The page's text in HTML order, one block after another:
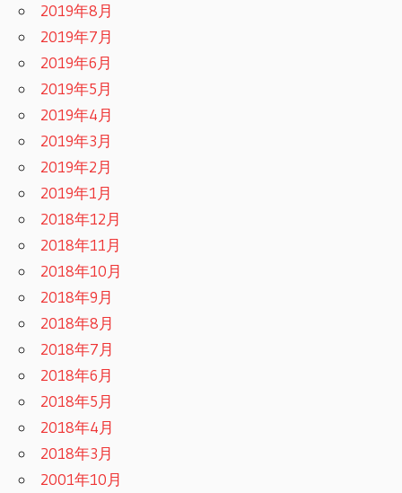
2019年8月
2019年7月
2019年6月
2019年5月
2019年4月
2019年3月
2019年2月
2019年1月
2018年12月
2018年11月
2018年10月
2018年9月
2018年8月
2018年7月
2018年6月
2018年5月
2018年4月
2018年3月
2001年10月